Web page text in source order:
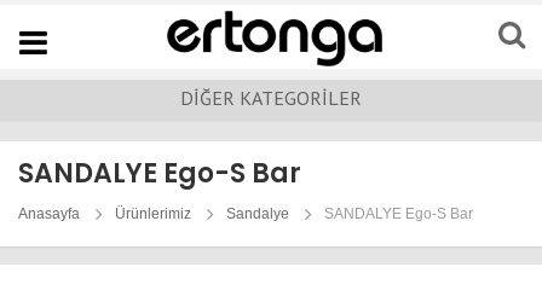
Navigation
DİĞER KATEGORİLER
SANDALYE Ego-S Bar
Anasayfa Ürünlerimiz Sandalye SANDALYE Ego-S Bar